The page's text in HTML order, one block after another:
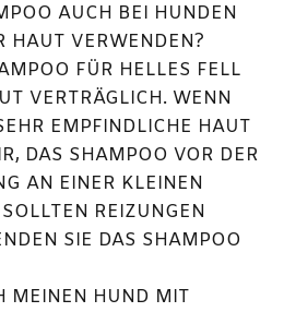
AUCH BEI HUNDEN
HAUT VERWENDEN?
FÜR HELLES FELL
VERTRÄGLICH. WENN
EMPFINDLICHE HAUT
DAS SHAMPOO VOR DER
AN EINER KLEINEN
REIZUNGEN
SIE DAS SHAMPOO
MEINEN HUND MIT